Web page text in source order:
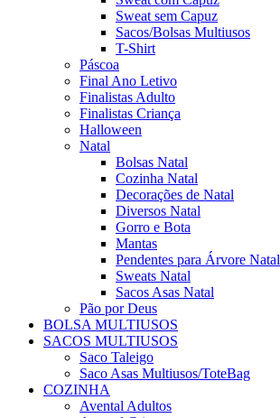
Sweat sem Capuz
Sacos/Bolsas Multiusos
T-Shirt
Páscoa
Final Ano Letivo
Finalistas Adulto
Finalistas Criança
Halloween
Natal
Bolsas Natal
Cozinha Natal
Decorações de Natal
Diversos Natal
Gorro e Bota
Mantas
Pendentes para Árvore Natal
Sweats Natal
Sacos Asas Natal
Pão por Deus
BOLSA MULTIUSOS
SACOS MULTIUSOS
Saco Taleigo
Saco Asas Multiusos/ToteBag
COZINHA
Avental Adultos